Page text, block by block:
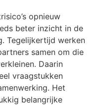
opnieuw
beter inzicht in de
Tegelijkertijd werken
samen om die
Daarin
vraagstukken
Het
belangrijke